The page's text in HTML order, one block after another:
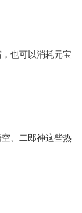
也可以消耗元宝
、二郎神这些热